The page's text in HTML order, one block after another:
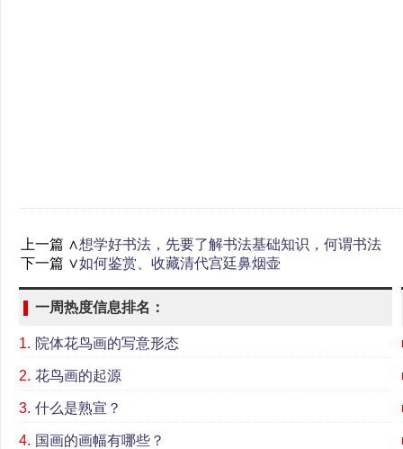
上一篇 ∧想学好书法，先要了解书法基础知识，何谓书法
下一篇 ∨如何鉴赏、收藏清代宫廷鼻烟壶
一周热度信息排名：
1. 院体花鸟画的写意形态
2. 花鸟画的起源
3. 什么是熟宣？
4. 国画的画幅有哪些？